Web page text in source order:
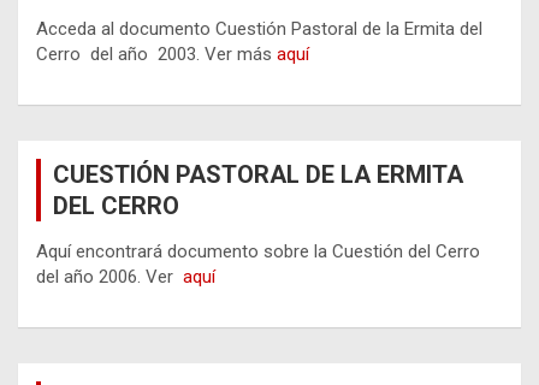
Acceda al documento Cuestión Pastoral de la Ermita del
Cerro del año 2003. Ver más aquí
CUESTIÓN PASTORAL DE LA ERMITA
DEL CERRO
Aquí encontrará documento sobre la Cuestión del Cerro
del año 2006. Ver aquí